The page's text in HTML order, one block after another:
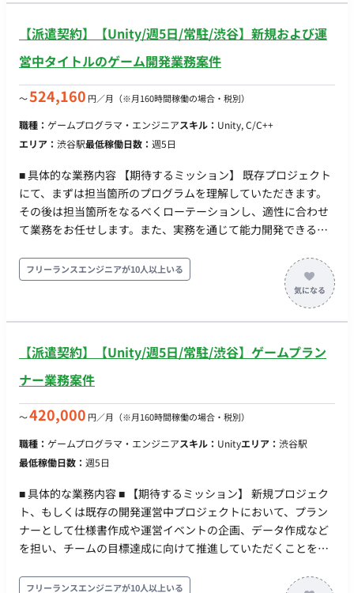
【派遣契約】【Unity/週5日/常駐/渋谷】新規および運
営中タイトルのゲーム開発業務案件
〜524,160 円／月 （※月160時間稼働の場合・税別）
職種： ゲームプログラマ・エンジニアスキル： Unity, C/C++
エリア： 渋谷駅最低稼働日数： 週5日
■ 具体的な業務内容 【期待するミッション】 既存プロジェクト
にて、まずは担当箇所のプログラムを理解していただきます。
その後は担当箇所をなるべくローテーションし、適性に合わせ
て業務をお任せします。また、実務を通じて能力開発できるよ
小チームのリーダーやサブリーダー、さらにはリードエンジニ
アとしてご活躍いただくことを期待しています。 【業務内容】
・モバイル、コンシューマーゲーム機、PC、VRヘッドセットな
どのゲームの設計/開発/テスト/運営 ・ツールの開発（運用、デ
ングなど最適化 ・他セクション・外部スタッフとの調整
※ChatGPT、Claude、Geminiなどの生成AIを活用した開発が
ム体制】 【開発環境】 プログラミング：C++ FW：Unity 【働き
入必須） ・稼働量：週5日 ・稼働曜日：月～金 ・稼働時間：
10:00～19:00（所定労働時間8H、休憩1H）※上長承認により
・時給：2,500円～3,200円 ※スキル・経験によって変動 ・その
他：月末締め、25日支払い
フリーランスエンジニアが10人以上いる
【派遣契約】【Unity/週5日/常駐/渋谷】ゲームプラン
ナー業務案件
〜420,000 円／月 （※月160時間稼働の場合・税別）
職種： ゲームプログラマ・エンジニアスキル： Unityエリア： 渋谷駅
最低稼働日数： 週5日
■ 具体的な業務内容 ■ 【期待するミッション】 新規プロジェク
ト、もしくは既存の開発運営中プロジェクトにおいて、プラン
ナーとして仕様書作成や運営イベントの企画、データ作成など
を担い、チームの目標達成に向けて推進していただくことを期
ランス調整】 新規機能や改善などの仕様書作成、レベルデザイ
フリーランスエンジニアが10人以上いる